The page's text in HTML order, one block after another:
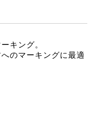
キング。
のマーキングに最適